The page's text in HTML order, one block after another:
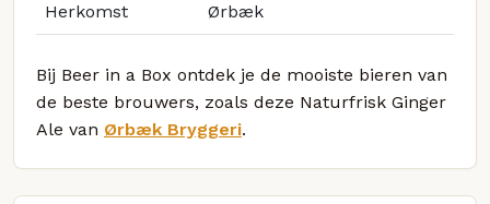
Herkomst Ørbæk
Bij Beer in a Box ontdek je de mooiste bieren van
de beste brouwers, zoals deze Naturfrisk Ginger
Ale van Ørbæk Bryggeri.